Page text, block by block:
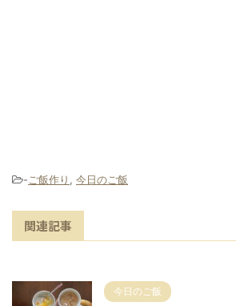
- ご飯作り , 今日のご飯
関連記事
今日のご飯